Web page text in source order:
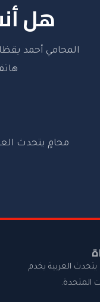
هل
المحامي أحمد
محامٍ يتحدث
العربية يخدم
المتحدة.